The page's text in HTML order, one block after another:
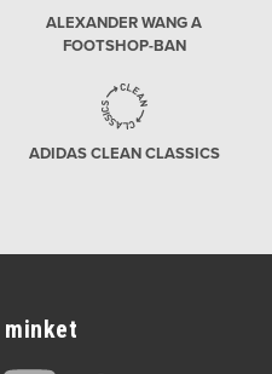
ALEXANDER WANG A
FOOTSHOP-BAN
ADIDAS CLEAN CLASSICS
minket